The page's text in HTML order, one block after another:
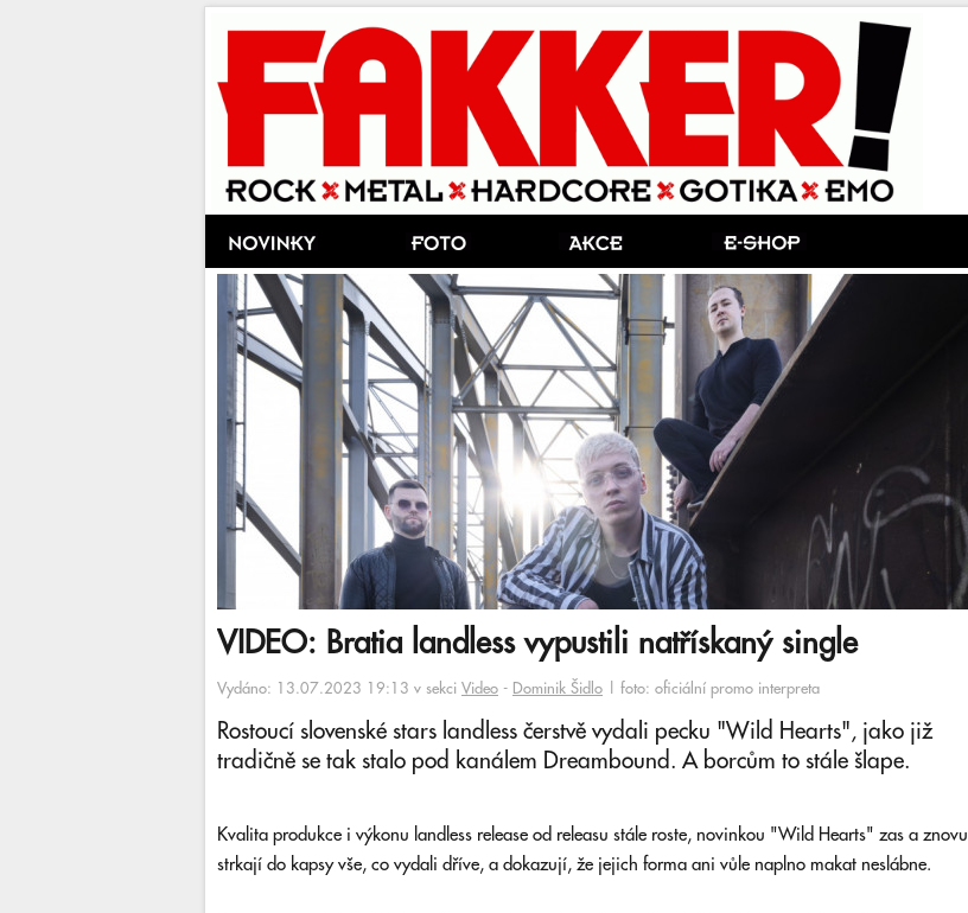
VIDEO: Bratia landless vypustili natřískaný single
Vydáno: 13.07.2023 19:13 v sekci Video - Dominik Šidlo | foto: oficiální promo interpreta
Rostoucí slovenské stars landless čerstvě vydali pecku "Wild Hearts", jako již
tradičně se tak stalo pod kanálem Dreambound. A borcům to stále šlape.
Kvalita produkce i výkonu landless release od releasu stále roste, novinkou "Wild Hearts" zas a znovu
strkají do kapsy vše, co vydali dříve, a dokazují, že jejich forma ani vůle naplno makat neslábne.